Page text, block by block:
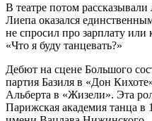
В театре потом рассказывали
Лиепа оказался
не спросил про зарплату или
«Что я буду танцевать?»
Дебют на сцене Большого
партия Базиля в «Дон
Альберта в «Жизели». Эта
Парижская академия танца